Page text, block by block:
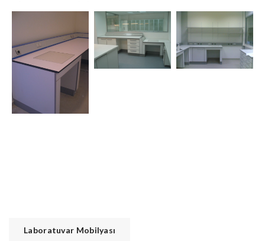
Laboratuvar Mobilyası